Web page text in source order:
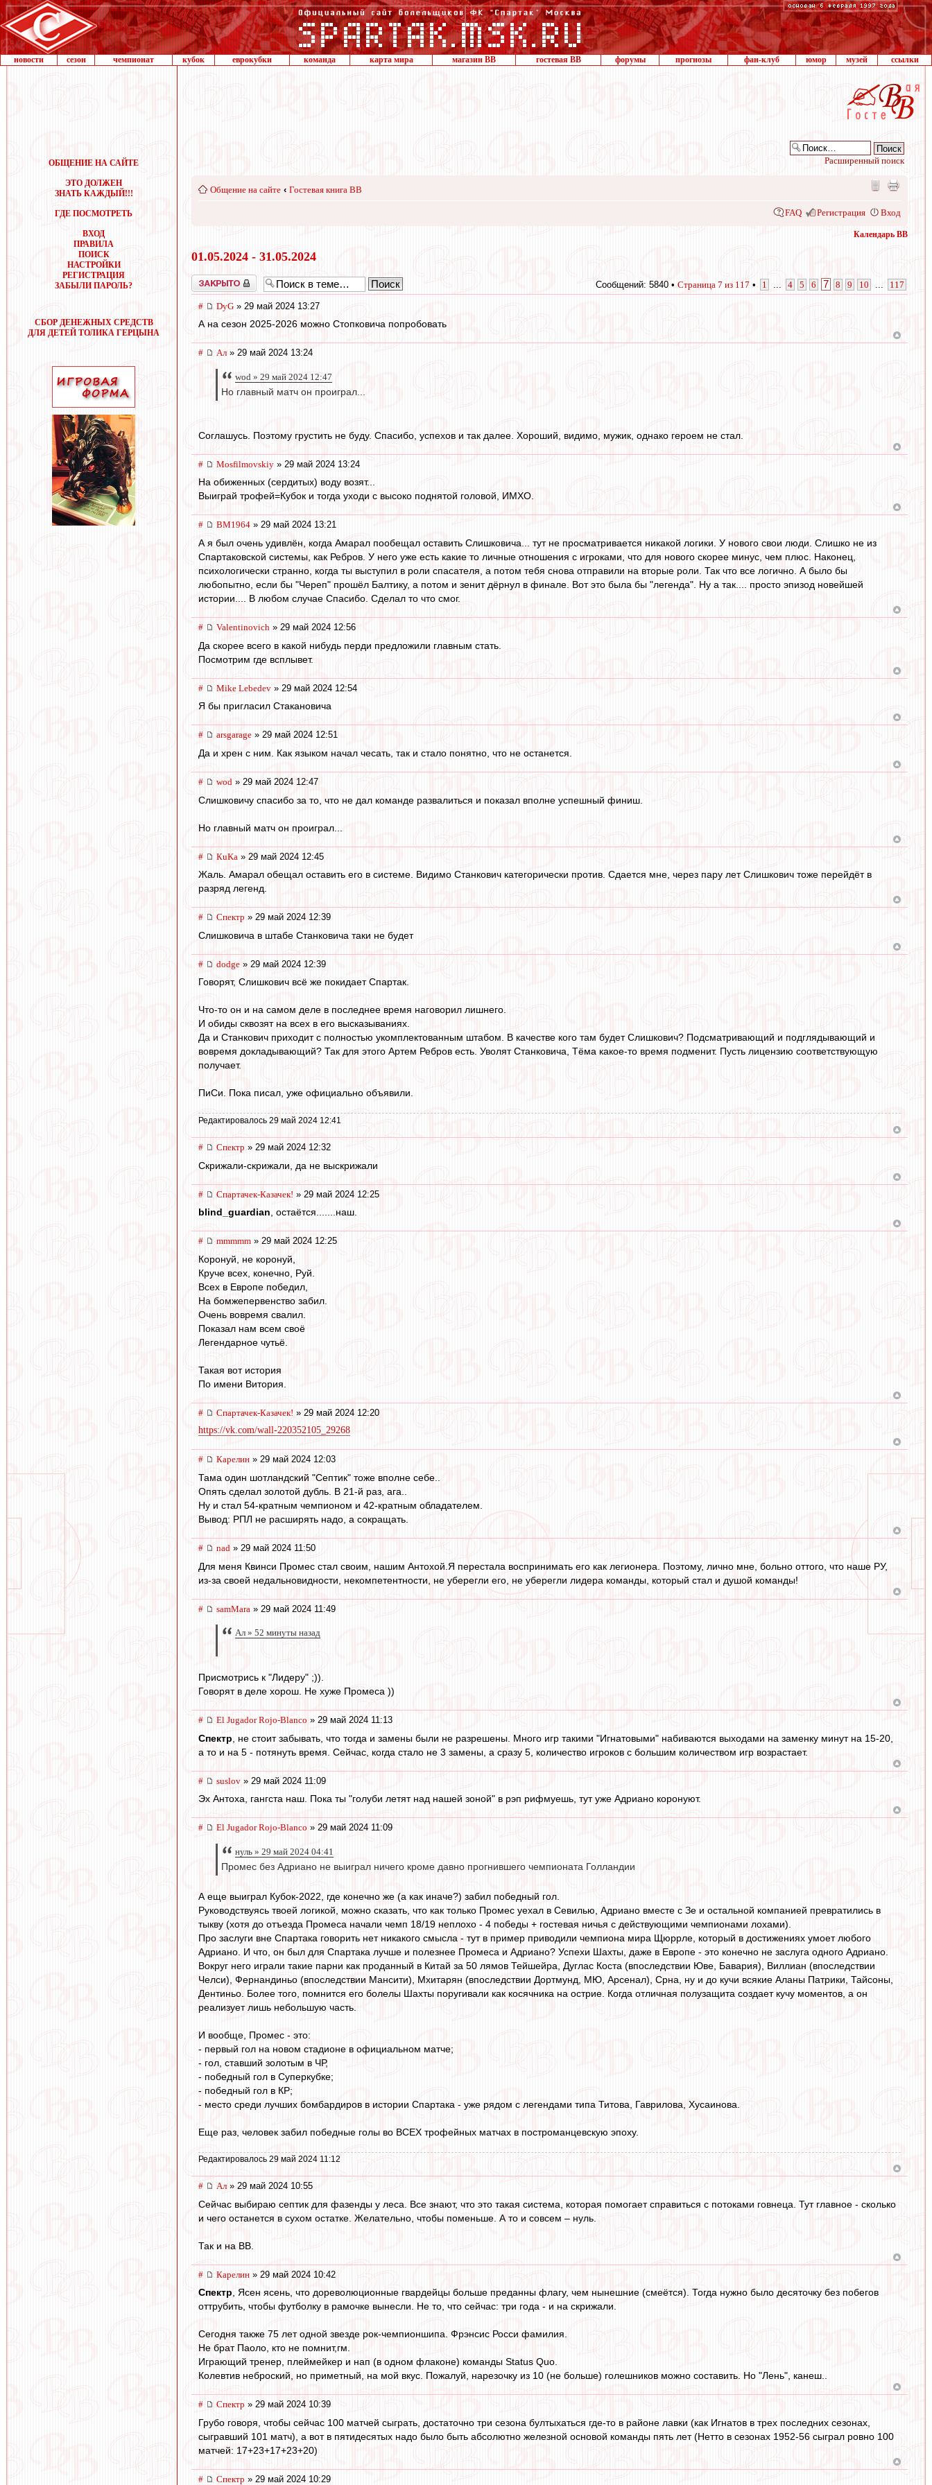
новости сезон чемпионат кубок еврокубки команда карта мира магазин ВВ гостевая ВВ форумы прогнозы фан-клуб юмор музей ссылки
ОБЩЕНИЕ НА САЙТЕ
ЭТО ДОЛЖЕН
ЗНАТЬ КАЖДЫЙ!!!
ГДЕ ПОСМОТРЕТЬ
ВХОД
ПРАВИЛА
ПОИСК
НАСТРОЙКИ
РЕГИСТРАЦИЯ
ЗАБЫЛИ ПАРОЛЬ?
СБОР ДЕНЕЖНЫХ СРЕДСТВ
ДЛЯ ДЕТЕЙ ТОЛИКА ГЕРЦЫНА
Расширенный поиск
Общение на сайте ‹ Гостевая книга ВВ
FAQ Регистрация Вход
Календарь ВВ
01.05.2024 - 31.05.2024
Закрыто Сообщений: 5840 • Страница 7 из 117 • 1 4 5 6 7 8 9 10 117
# DyG » 29 май 2024 13:27
А на сезон 2025-2026 можно Стопковича попробовать
# Ал » 29 май 2024 13:24
wod » 29 май 2024 12:47
Но главный матч он проиграл...
Соглашусь. Поэтому грустить не буду. Спасибо, успехов и так далее. Хороший, видимо, мужик, однако героем не стал.
# Mosfilmovskiy » 29 май 2024 13:24
На обиженных (сердитых) воду возят...
Выиграй трофей=Кубок и тогда уходи с высоко поднятой головой, ИМХО.
# BM1964 » 29 май 2024 13:21
А я был очень удивлён, когда Амарал пообещал оставить Слишковича... тут не просматривается никакой логики. У нового свои люди. Слишко не из
Спартаковской системы, как Ребров. У него уже есть какие то личные отношения с игроками, что для нового скорее минус, чем плюс. Наконец,
психологически странно, когда ты выступил в роли спасателя, а потом тебя снова отправили на вторые роли. Так что все логично. А было бы
любопытно, если бы "Череп" прошёл Балтику, а потом и зенит дёрнул в финале. Вот это была бы "легенда". Ну а так.... просто эпизод новейшей
истории.... В любом случае Спасибо. Сделал то что смог.
# Valentinovich » 29 май 2024 12:56
Да скорее всего в какой нибудь перди предложили главным стать.
Посмотрим где всплывет.
# Mike Lebedev » 29 май 2024 12:54
Я бы пригласил Стакановича
# arsgarage » 29 май 2024 12:51
Да и хрен с ним. Как языком начал чесать, так и стало понятно, что не останется.
# wod » 29 май 2024 12:47
Слишковичу спасибо за то, что не дал команде развалиться и показал вполне успешный финиш.
Но главный матч он проиграл...
# КuKa » 29 май 2024 12:45
Жаль. Амарал обещал оставить его в системе. Видимо Станкович категорически против. Сдается мне, через пару лет Слишкович тоже перейдёт в
разряд легенд.
# Спектр » 29 май 2024 12:39
Слишковича в штабе Станковича таки не будет
# dodge » 29 май 2024 12:39
Говорят, Слишкович всё же покидает Спартак.
Что-то он и на самом деле в последнее время наговорил лишнего.
И обиды сквозят на всех в его высказываниях.
Да и Станкович приходит с полностью укомплектованным штабом. В качестве кого там будет Слишкович? Подсматривающий и подглядывающий и
вовремя докладывающий? Так для этого Артем Ребров есть. Уволят Станковича, Тёма какое-то время подменит. Пусть лицензию соответствующую
получает.
ПиСи. Пока писал, уже официально объявили.
Редактировалось 29 май 2024 12:41
# Спектр » 29 май 2024 12:32
Скрижали-скрижали, да не выскрижали
# Спартачек-Казачек! » 29 май 2024 12:25
blind_guardian , остаётся.......наш.
# mmmmm » 29 май 2024 12:25
Коронуй, не коронуй,
Круче всех, конечно, Руй.
Всех в Европе победил,
На бомжепервенство забил.
Очень вовремя свалил.
Показал нам всем своё
Легендарное чутьё.
Такая вот история
По имени Витория.
# Спартачек-Казачек! » 29 май 2024 12:20
https://vk.com/wall-220352105_29268
# Карелин » 29 май 2024 12:03
Тама один шотландский "Септик" тоже вполне себе..
Опять сделал золотой дубль. В 21-й раз, ага..
Ну и стал 54-кратным чемпионом и 42-кратным обладателем.
Вывод: РПЛ не расширять надо, а сокращать.
# nad » 29 май 2024 11:50
Для меня Квинси Промес стал своим, нашим Антохой.Я перестала воспринимать его как легионера. Поэтому, лично мне, больно оттого, что наше РУ,
из-за своей недальновидности, некомпетентности, не уберегли его, не уберегли лидера команды, который стал и душой команды!
# samMara » 29 май 2024 11:49
Ал » 52 минуты назад
Присмотрись к "Лидеру" ;)).
Говорят в деле хорош. Не хуже Промеса ))
# El Jugador Rojo-Blanco » 29 май 2024 11:13
Спектр , не стоит забывать, что тогда и замены были не разрешены. Много игр такими "Игнатовыми" набиваются выходами на заменку минут на 15-20,
а то и на 5 - потянуть время. Сейчас, когда стало не 3 замены, а сразу 5, количество игроков с большим количеством игр возрастает.
# suslov » 29 май 2024 11:09
Эх Антоха, гангста наш. Пока ты "голуби летят над нашей зоной" в рэп рифмуешь, тут уже Адриано коронуют.
# El Jugador Rojo-Blanco » 29 май 2024 11:09
нуль » 29 май 2024 04:41
Промес без Адриано не выиграл ничего кроме давно прогнившего чемпионата Голландии
А еще выиграл Кубок-2022, где конечно же (а как иначе?) забил победный гол.
Руководствуясь твоей логикой, можно сказать, что как только Промес уехал в Севилью, Адриано вместе с Зе и остальной компанией превратились в
тыкву (хотя до отъезда Промеса начали чемп 18/19 неплохо - 4 победы + гостевая ничья с действующими чемпионами лохами).
Про заслуги вне Спартака говорить нет никакого смысла - тут в пример приводили чемпиона мира Щюррле, который в достижениях умоет любого
Адриано. И что, он был для Спартака лучше и полезнее Промеса и Адриано? Успехи Шахты, даже в Европе - это конечно не заслуга одного Адриано.
Вокруг него играли такие парни как проданный в Китай за 50 лямов Тейшейра, Дуглас Коста (впоследствии Юве, Бавария), Виллиан (впоследствии
Челси), Фернандиньо (впоследствии Мансити), Мхитарян (впоследствии Дортмунд, МЮ, Арсенал), Срна, ну и до кучи всякие Аланы Патрики, Тайсоны,
Дентиньо. Более того, помнится его болелы Шахты поругивали как косячника на острие. Когда отличная полузащита создает кучу моментов, а он
реализует лишь небольшую часть.
И вообще, Промес - это:
- первый гол на новом стадионе в официальном матче;
- гол, ставший золотым в ЧР,
- победный гол в Суперкубке;
- победный гол в КР;
- место среди лучших бомбардиров в истории Спартака - уже рядом с легендами типа Титова, Гаврилова, Хусаинова.
Еще раз, человек забил победные голы во ВСЕХ трофейных матчах в построманцевскую эпоху.
Редактировалось 29 май 2024 11:12
# Ал » 29 май 2024 10:55
Сейчас выбираю септик для фазенды у леса. Все знают, что это такая система, которая помогает справиться с потоками говнеца. Тут главное - сколько
и чего останется в сухом остатке. Желательно, чтобы поменьше. А то и совсем – нуль.
Так и на ВВ.
# Карелин » 29 май 2024 10:42
Спектр, Ясен ясень, что дореволюционные гвардейцы больше преданны флагу, чем нынешние (смеётся). Тогда нужно было десяточку без побегов
оттрубить, чтобы футболку в рамочке вынесли. Не то, что сейчас: три года - и на скрижали.
Сегодня также 75 лет одной звезде рок-чемпионшипа. Фрэнсис Росси фамилия.
Не брат Паоло, кто не помнит,гм.
Играющий тренер, плеймейкер и нап (в одном флаконе) команды Status Quo.
Колевтив неброский, но приметный, на мой вкус. Пожалуй, нарезочку из 10 (не больше) голешников можно составить. Но "Лень", канеш..
# Спектр » 29 май 2024 10:39
Грубо говоря, чтобы сейчас 100 матчей сыграть, достаточно три сезона бултыхаться где-то в районе лавки (как Игнатов в трех последних сезонах,
сыгравший 101 матч), а вот в пятидесятых надо было быть абсолютно железной основой команды пять лет (Нетто в сезонах 1952-56 сыграл ровно 100
матчей: 17+23+17+23+20)
# Спектр » 29 май 2024 10:29